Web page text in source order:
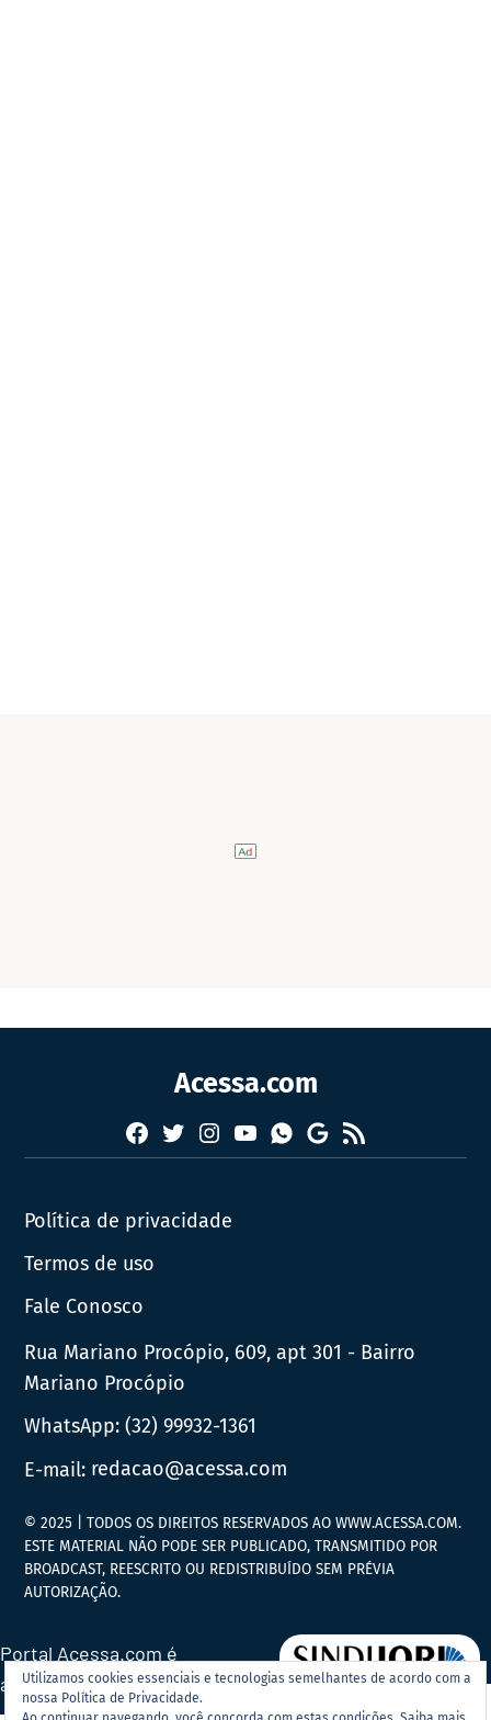
Acessa.com
Facebook
TwitterInstagram
YouTubeWhatsapp
Google
News
RSS
Política de privacidade
Termos de uso
Fale Conosco
Rua Mariano Procópio, 609, apt 301 - Bairro
Mariano Procópio
WhatsApp:(32) 99932-1361
E-mail: redacao@acessa.com
Utilizamos cookies essenciais e tecnologias semelhantes de acordo com a
nossa Política de Privacidade.
© 2025 | TODOS OS DIREITOS RESERVADOS AO WWW.ACESSA.COM.
ESTE MATERIAL NÃO PODE SER PUBLICADO, TRANSMITIDO POR
BROADCAST, REESCRITO OU REDISTRIBUÍDO SEM PRÉVIA
AUTORIZAÇÃO.
Portal Acessa.com é
associado ao